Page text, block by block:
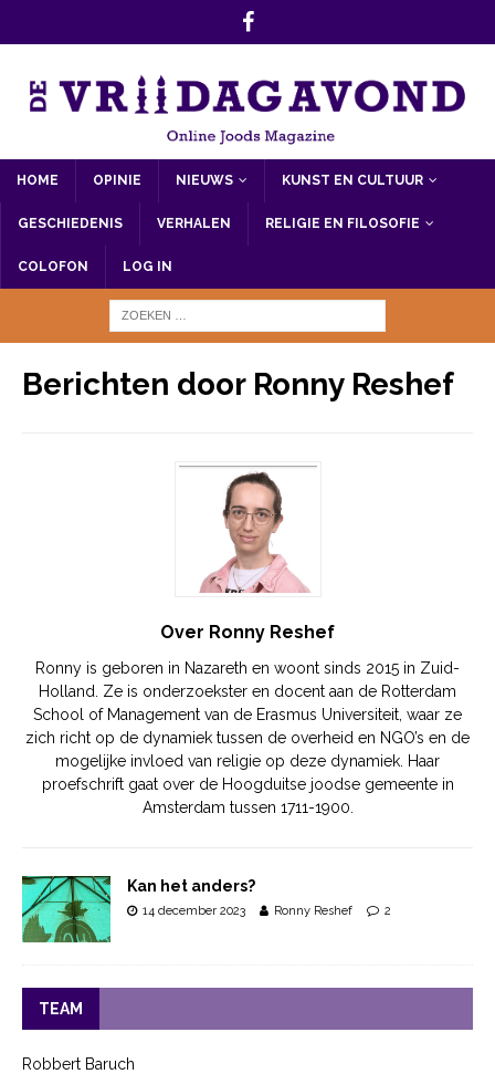
HOME OPINIE NIEUWS KUNST EN CULTUUR
GESCHIEDENIS VERHALEN RELIGIE EN FILOSOFIE
COLOFON LOG IN
Berichten door Ronny Reshef
Over Ronny Reshef
Ronny is geboren in Nazareth en woont sinds 2015 in Zuid-
Holland. Ze is onderzoekster en docent aan de Rotterdam
School of Management van de Erasmus Universiteit, waar ze
zich richt op de dynamiek tussen de overheid en NGO’s en de
mogelijke invloed van religie op deze dynamiek. Haar
proefschrift gaat over de Hoogduitse joodse gemeente in
Amsterdam tussen 1711-1900.
Kan het anders?
14 december 2023 Ronny Reshef 2
TEAM
Robbert Baruch